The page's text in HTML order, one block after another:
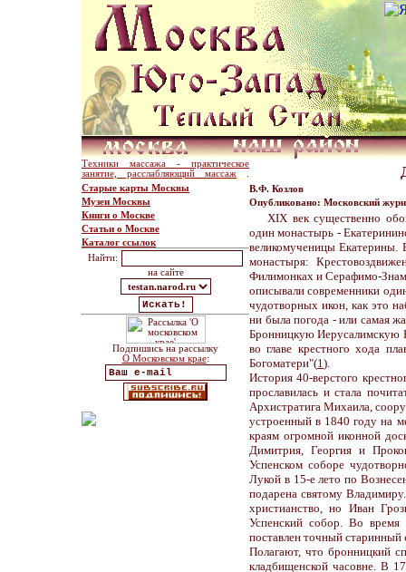
Техники массажа - практическое
занятие, расслабляющий массаж
Старые карты Москвы
Музеи Москвы
Книги о Москве
Статьи о Москве
Каталог ссылок
Найти:
на сайте
Подпишись на рассылку
О Московском крае:
В.Ф. Козлов
Опубликовано: Московский
ХIХ век существенно
один монастырь -
великомученицы Екатерины.
монастыря:
Филимонках и Серафимо-
описывали современники
чудотворных икон, как это
ни была погода - или самая
Бронницкую Иерусалимскую
во главе крестного хода
Богоматери"(1).
История 40-верстого
прославилась и стала
Архистратига Михаила,
устроенный в 1840 году на
краям огромной иконной
Димитрия, Георгия и
Успенском соборе
Лукой в 15-е лето по
подарена святому
христианство, но Иван
Успенский собор. Во
поставлен точный старинный
Полагают, что бронницкий
кладбищенской часовне. В